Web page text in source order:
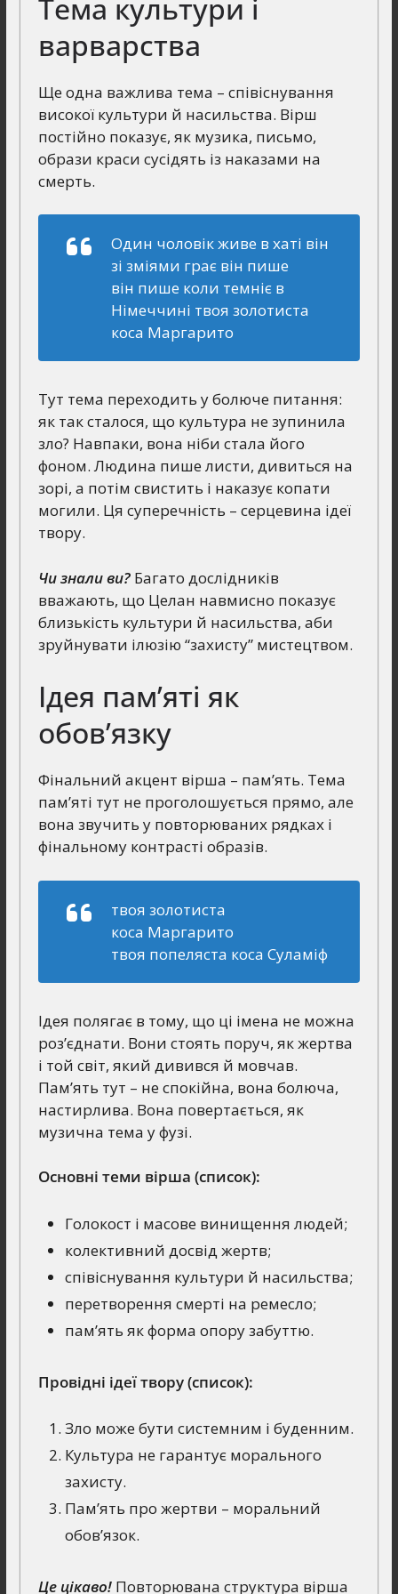
Тема культури і
варварства
Ще одна важлива тема – співіснування
високої культури й насильства. Вірш
постійно показує, як музика, письмо,
образи краси сусідять із наказами на
смерть.
Один чоловік живе в хаті він
зі зміями грає він пише
він пише коли темніє в
Німеччині твоя золотиста
коса Маргарито
Тут тема переходить у болюче питання:
як так сталося, що культура не зупинила
зло? Навпаки, вона ніби стала його
фоном. Людина пише листи, дивиться на
зорі, а потім свистить і наказує копати
могили. Ця суперечність – серцевина ідеї
твору.
Чи знали ви?Багато дослідників
вважають, що Целан навмисно показує
близькість культури й насильства, аби
зруйнувати ілюзію “захисту” мистецтвом.
Ідея пам’яті як
обов’язку
Фінальний акцент вірша – пам’ять. Тема
пам’яті тут не проголошується прямо, але
вона звучить у повторюваних рядках і
фінальному контрасті образів.
твоя золотиста
коса Маргарито
твоя попеляста коса Суламіф
Ідея полягає в тому, що ці імена не можна
роз’єднати. Вони стоять поруч, як жертва
і той світ, який дивився й мовчав.
Пам’ять тут – не спокійна, вона болюча,
настирлива. Вона повертається, як
музична тема у фузі.
Основні теми вірша (список):
Голокост і масове винищення людей;
колективний досвід жертв;
співіснування культури й насильства;
перетворення смерті на ремесло;
пам’ять як форма опору забуттю.
Провідні ідеї твору (список):
Зло може бути системним і буденним.
Культура не гарантує морального
захисту.
Пам’ять про жертви – моральний
обов’язок.
Це цікаво!Повторювана структура вірша